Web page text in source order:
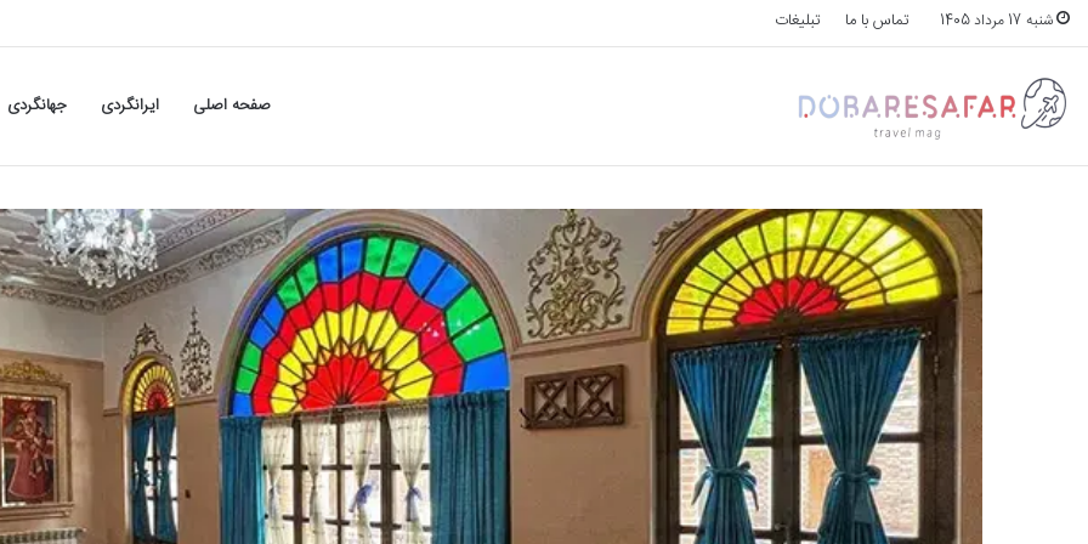
شنبه 17 مرداد 1405 تماس با ما تبلیغات
صفحه اصلی ایرانگردی جهانگردی